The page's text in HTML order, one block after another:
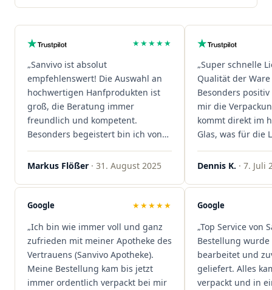
★★★★★
„Sanvivo ist absolut
empfehlenswert! Die Auswahl an
hochwertigen Hanfprodukten ist
groß, die Beratung immer
freundlich und kompetent.
Besonders begeistert bin ich von
der schnellen Rezeptannahme –
alles läuft unkompliziert und
sind extrem zügig, was mir jedes
Mal viel Zeit spart. Man merkt,
Kundenzufriedenheit an erster
Stelle stehen. Vielen Dank an das
Team von Sanvivo – ich bin
rundum begeistert!"
Markus Flößer · 31. August 2025
„Super schnelle
Qualität der
Besonders
mir die
kommt direkt im
Glas, was für die
ist. Ich bestelle
wieder!"
Dennis K. · 7. Juli
Google ★★★★★
„Ich bin wie immer voll und ganz
zufrieden mit meiner Apotheke des
Vertrauens (Sanvivo Apotheke).
Meine Bestellung kam bis jetzt
immer ordentlich verpackt bei mir
Google
„Top Service von
Bestellung wurde
bearbeitet und
geliefert. Alles
verpackt und in